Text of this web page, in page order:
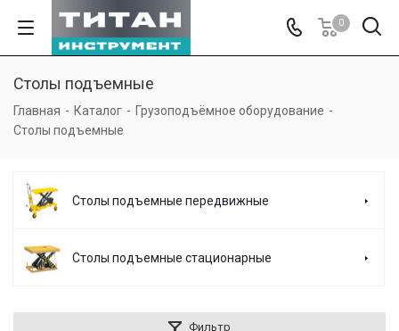
0
Столы подъемные
Главная - Каталог - Грузоподъёмное оборудование -
Столы подъемные
Столы подъемные передвижные
Столы подъемные стационарные
Фильтр